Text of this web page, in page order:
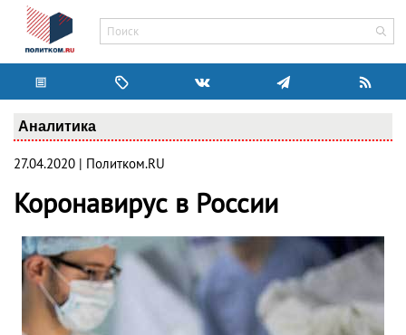
Аналитика
27.04.2020 | Политком.RU
Коронавирус в России